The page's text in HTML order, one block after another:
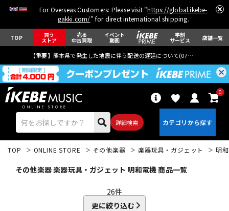
For Overseas Customers: Please visit "https://global.ikebe-
gakki.com/" for direct international shipping.
TOP 買う
ストア
売る
中古買取
イベント
動画
学割
サービス 店舗一覧
【重要】熊本県で発生した地震に伴う配送の遅延について(07月29日
詳細検索
0
TOP ONLINE STORE その他楽器 楽器玩具・ガジェット 明
その他楽器 楽器玩具・ガジェット 明和電機 商品一覧
26件
更に絞り込む